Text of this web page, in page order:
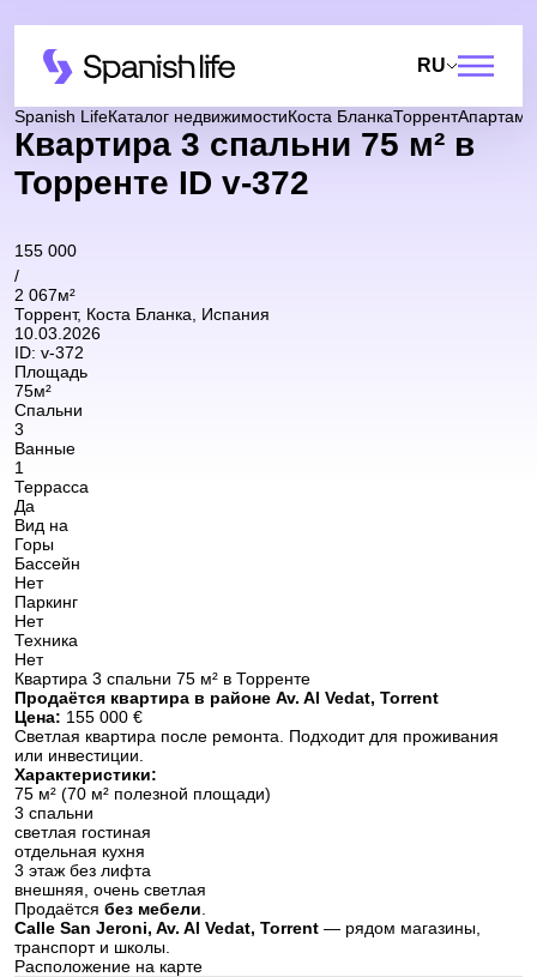
RU
Spanish LifeКаталог недвижимостиКоста БланкаТоррент
Квартира 3 спальни 75 м² в
Торренте ID v-372
155 000
/
2 067м²
Торрент, Коста Бланка, Испания
10.03.2026
ID: v-372
Площадь
75м²
Спальни
3
Ванные
1
Террасса
Да
Вид на
Горы
Бассейн
Нет
Паркинг
Нет
Техника
Нет
Квартира 3 спальни 75 м² в Торренте
Продаётся квартира в районе Av. Al Vedat, Torrent
Цена: 155 000 €
Светлая квартира после ремонта. Подходит для проживания
или инвестиции.
Характеристики:
75 м² (70 м² полезной площади)
3 спальни
светлая гостиная
отдельная кухня
3 этаж без лифта
внешняя, очень светлая
Продаётся без мебели
Calle San Jeroni, Av. Al Vedat, Torrent — рядом магазины,
транспорт и школы.
Расположение на карте